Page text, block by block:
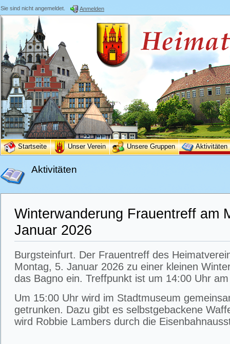
Sie sind nicht angemeldet. Anmelden
Startseite Unser Verein Unsere Gruppen Aktivitäten
Aktivitäten
Winterwanderung Frauentreff am
Januar 2026
Burgsteinfurt. Der Frauentreff des
Montag, 5. Januar 2026 zu einer kleinen
das Bagno ein. Treffpunkt ist um 14:00 Uhr
Um 15:00 Uhr wird im Stadtmuseum
getrunken. Dazu gibt es selbstgebackene
wird Robbie Lambers durch die